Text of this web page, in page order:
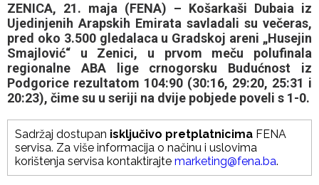
ZENICA, 21. maja (FENA) – Košarkaši Dubaia iz
Ujedinjenih Arapskih Emirata savladali su večeras,
pred oko 3.500 gledalaca u Gradskoj areni „Husejin
Smajlović“ u Zenici, u prvom meču polufinala
regionalne ABA lige crnogorsku Budućnost iz
Podgorice rezultatom 104:90 (30:16, 29:20, 25:31 i
20:23), čime su u seriji na dvije pobjede poveli s 1-0.
Sadržaj dostupan isključivo pretplatnicima FENA
servisa. Za više informacija o načinu i uslovima
korištenja servisa kontaktirajte marketing@fena.ba.